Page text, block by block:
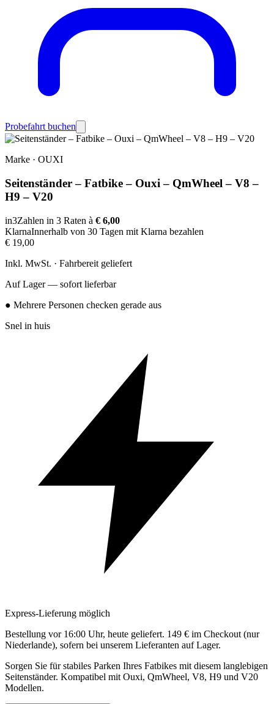
Probefahrt buchen
Marke · OUXI
Seitenständer – Fatbike – Ouxi – QmWheel – V8 –
H9 – V20
in3Zahlen in 3 Raten à € 6,00
KlarnaInnerhalb von 30 Tagen mit Klarna bezahlen
€ 19,00
Inkl. MwSt. · Fahrbereit geliefert
Auf Lager — sofort lieferbar
● Mehrere Personen checken gerade aus
Snel in huis
Express-Lieferung möglich
Bestellung vor 16:00 Uhr, heute geliefert. 149 € im Checkout (nur
Niederlande), sofern bei unserem Lieferanten auf Lager.
Sorgen Sie für stabiles Parken Ihres Fatbikes mit diesem langlebigen
Seitenständer. Kompatibel mit Ouxi, QmWheel, V8, H9 und V20
Modellen.